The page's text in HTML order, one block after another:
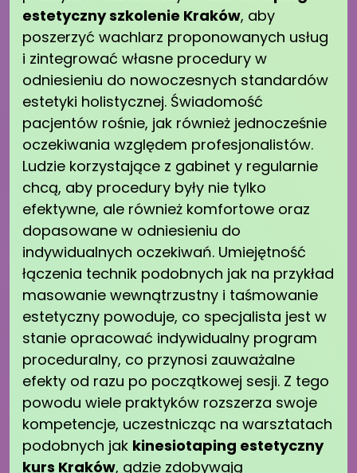
estetyczny szkolenie Kraków, aby
poszerzyć wachlarz proponowanych usług
i zintegrować własne procedury w
odniesieniu do nowoczesnych standardów
estetyki holistycznej. Świadomość
pacjentów rośnie, jak również jednocześnie
oczekiwania względem profesjonalistów.
Ludzie korzystające z gabinet y regularnie
chcą, aby procedury były nie tylko
efektywne, ale również komfortowe oraz
dopasowane w odniesieniu do
indywidualnych oczekiwań. Umiejętność
łączenia technik podobnych jak na przykład
masowanie wewnątrzustny i taśmowanie
estetyczny powoduje, co specjalista jest w
stanie opracować indywidualny program
proceduralny, co przynosi zauważalne
efekty od razu po początkowej sesji. Z tego
powodu wiele praktyków rozszerza swoje
kompetencje, uczestnicząc na warsztatach
podobnych jak kinesiotaping estetyczny
kurs Kraków, gdzie zdobywają